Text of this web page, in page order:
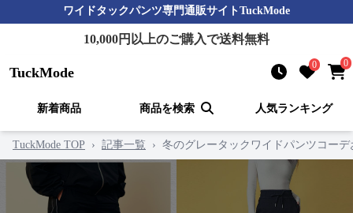
ワイドタックパンツ専門通販サイトTuckMode
10,000円以上のご購入で送料無料
TuckMode 0 0
新着商品 商品を検索 人気ランキング
TuckMode TOP › 記事一覧 › 冬のグレータックワイドパンツコー